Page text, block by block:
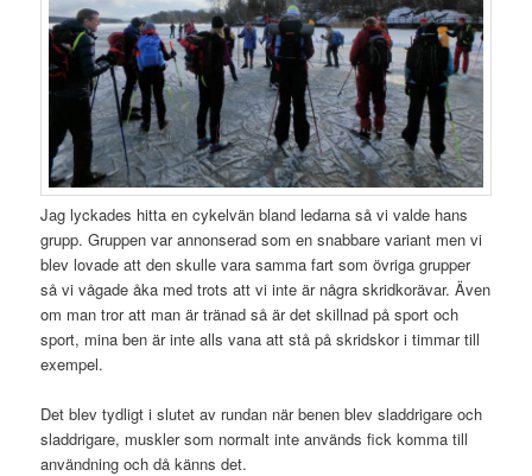
Jag lyckades hitta en cykelvän bland ledarna så vi valde hans
grupp. Gruppen var annonserad som en snabbare variant men vi
blev lovade att den skulle vara samma fart som övriga grupper
så vi vågade åka med trots att vi inte är några skridkorävar. Även
om man tror att man är tränad så är det skillnad på sport och
sport, mina ben är inte alls vana att stå på skridskor i timmar till
exempel.
Det blev tydligt i slutet av rundan när benen blev sladdrigare och
sladdrigare, muskler som normalt inte används fick komma till
användning och då känns det.